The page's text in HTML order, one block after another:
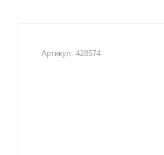
Артикул: 428574